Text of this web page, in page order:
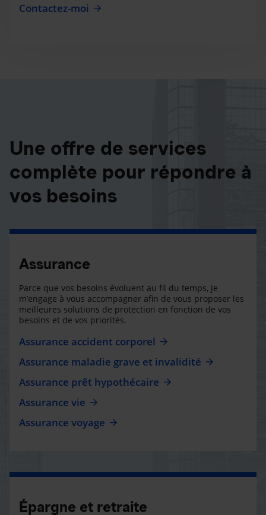
Contactez-moi
Une offre de services
complète pour répondre à
vos besoins
Assurance
Parce que vos besoins évoluent au fil du temps, je
m’engage à vous accompagner afin de vous proposer les
meilleures solutions de protection en fonction de vos
besoins et de vos priorités.
Assurance accident corporel
Assurance maladie grave et invalidité
Assurance prêt hypothécaire
Assurance vie
Assurance voyage
Épargne et retraite